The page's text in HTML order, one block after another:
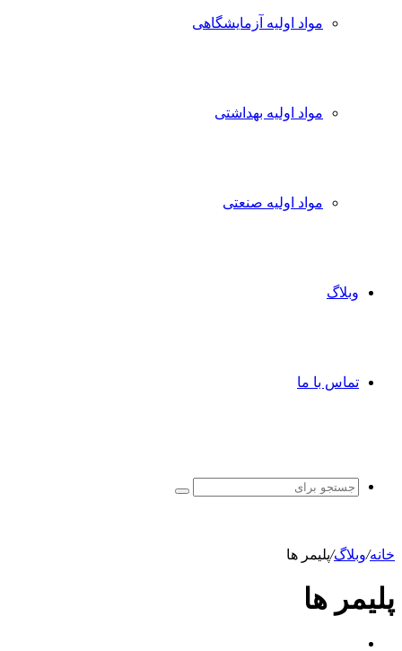
مواد اولیه آزمایشگاهی
مواد اولیه بهداشتی
مواد اولیه صنعتی
وبلاگ
تماس با ما
جستجو
خانه/وبلاگ/پلیمر ها
پلیمر ها